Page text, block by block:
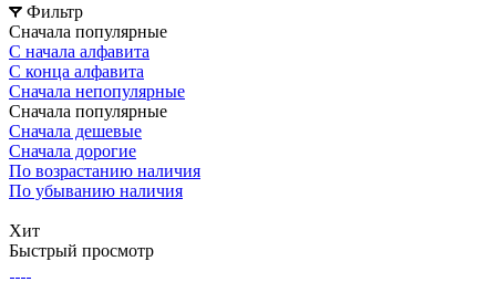
Фильтр
Сначала популярные
С начала алфавита
С конца алфавита
Сначала непопулярные
Сначала популярные
Сначала дешевые
Сначала дорогие
По возрастанию наличия
По убыванию наличия
Хит
Быстрый просмотр